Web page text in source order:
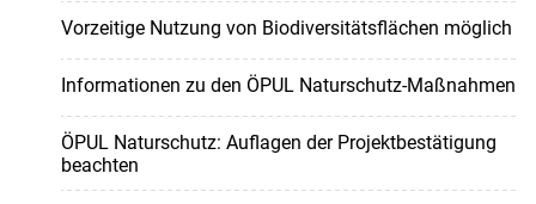
Vorzeitige Nutzung von Biodiversitätsflächen möglich
Informationen zu den ÖPUL Naturschutz-Maßnahmen
ÖPUL Naturschutz: Auflagen der Projektbestätigung
beachten